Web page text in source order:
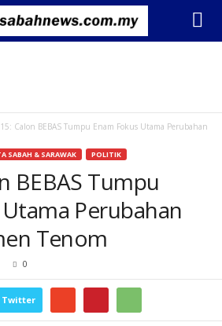
Calon BEBAS Tumpu Enam Fokus Utama Perubahan
SABAH & SARAWAK POLITIK
BEBAS Tumpu
Perubahan
Tenom
0
Twitter